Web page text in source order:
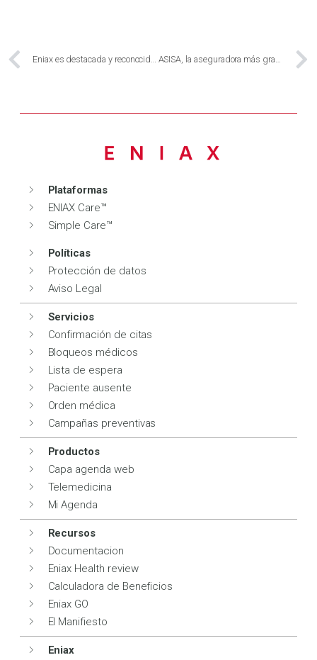
Eniax es destacada y reconocida por la Revista Emprendedores de España, como una de las 10 empresas digitales impulsadas por Globe Ventures que impactarán el sector govtech español. ASISA, la aseguradora más grande de España, logra reducir en más de un 50% el ausentismo en consultas de telemedicina agendadas gracias a Eniax
Plataformas
ENIAX Care™
Simple Care™
Políticas
Protección de datos
Aviso Legal
Servicios
Confirmación de citas
Bloqueos médicos
Lista de espera
Paciente ausente
Orden médica
Campañas preventivas
Productos
Capa agenda web
Telemedicina
Mi Agenda
Recursos
Documentacion
Eniax Health review
Calculadora de Beneficios
Eniax GO
El Manifiesto
Eniax